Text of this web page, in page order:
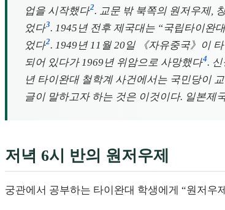
업을 시작했다2. 교문 밖 북쪽의 원저우제,
었다3. 1945년 전후 제국대는 “국립타이완
었다2. 1949년 11월 20일 《자유중국》이
되어 있다가 1969년 위암으로 사망했다4.
년 타이완대 철학계 사건에서는 국민당이
글이 말하고자 하는 것은 이것이다. 일본제
저녁 6시 반의 원저우제
궁관에서 공부하는 타이완대 학생에게 “원저우